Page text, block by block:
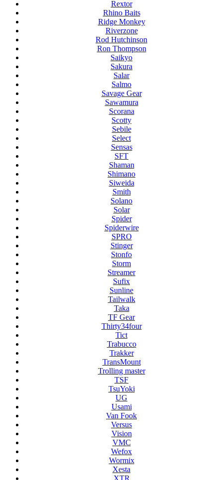
Rextor
Rhino Baits
Ridge Monkey
Riverzone
Rod Hutchinson
Ron Thompson
Saikyo
Sakura
Salar
Salmo
Savage Gear
Sawamura
Scorana
Scotty
Sebile
Select
Sensas
SFT
Shaman
Shimano
Siweida
Smith
Solano
Solar
Spider
Spiderwire
SPRO
Stinger
Stonfo
Storm
Streamer
Sufix
Sunline
Tailwalk
Taka
TF Gear
Thirty34four
Tict
Trabucco
Trakker
TransMount
Trolling master
TSF
TsuYoki
UG
Usami
Van Fook
Versus
Vision
VMC
Wefox
Wormix
Xesta